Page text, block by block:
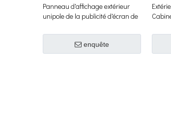
Panneau d'affichage extérieur
unipole de la publicité d'écran de
enquête